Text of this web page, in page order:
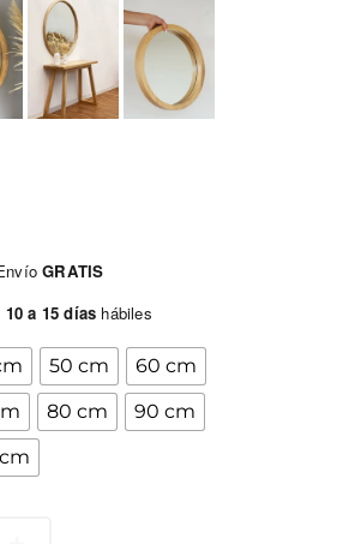
GRATIS
10 a 15 días hábiles
50 cm
60 cm
80 cm
90 cm